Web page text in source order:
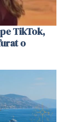
TikTok,
o